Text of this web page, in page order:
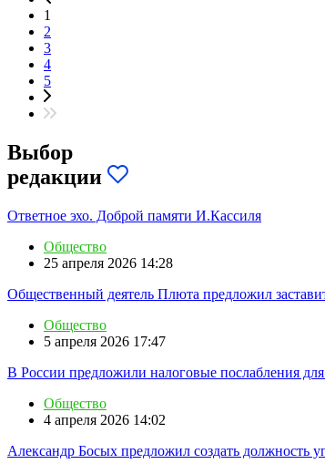
1
2
3
4
5
Выбор
редакции
Ответное эхо. Доброй памяти И.Кассиля
Общество
25 апреля 2026 14:28
Общественный деятель Плюта предложил
Общество
5 апреля 2026 17:47
В России предложили налоговые послабления
Общество
4 апреля 2026 14:02
Александр Босых предложил создать должность